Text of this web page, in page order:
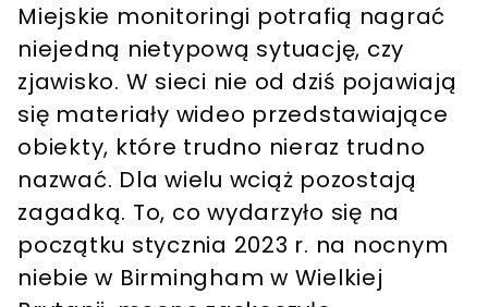
Miejskie monitoringi potrafią nagrać
niejedną nietypową sytuację, czy
zjawisko. W sieci nie od dziś pojawiają
się materiały wideo przedstawiające
obiekty, które trudno nieraz trudno
nazwać. Dla wielu wciąż pozostają
zagadką. To, co wydarzyło się na
początku stycznia 2023 r. na nocnym
niebie w Birmingham w Wielkiej